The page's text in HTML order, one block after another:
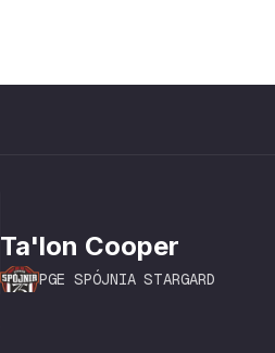
Ta'lon Cooper
PGE SPÓJNIA STARGARD